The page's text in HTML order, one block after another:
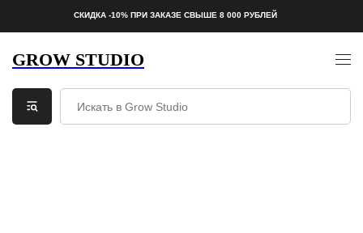
СКИДКА -10% ПРИ ЗАКАЗЕ СВЫШЕ 8 000 РУБЛЕЙ
GROW STUDIO